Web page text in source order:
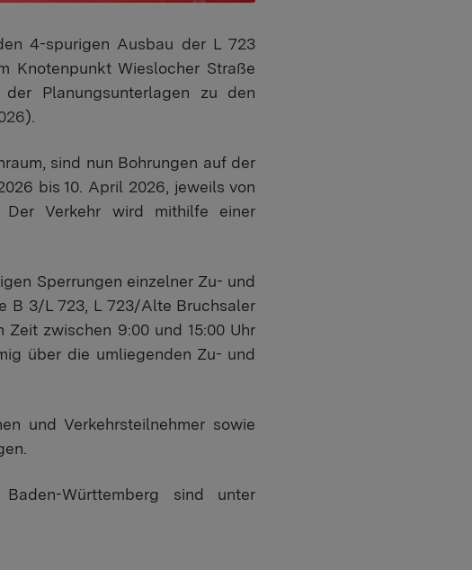
4-spurigen Ausbau der L 723
Knotenpunkt Wieslocher Straße
Planungsunterlagen zu den
).
sind nun Bohrungen auf der
bis 10. April 2026, jeweils von
Der Verkehr wird mithilfe einer
Sperrungen einzelner Zu- und
B 3/L 723, L 723/Alte Bruchsaler
zwischen 9:00 und 15:00 Uhr
über die umliegenden Zu- und
und Verkehrsteilnehmer sowie
Württemberg sind unter